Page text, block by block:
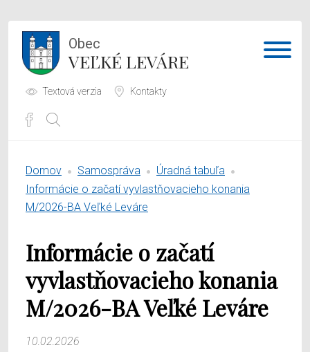
Obec
VEĽKÉ LEVÁRE
Textová verzia Kontakty
Samospráva
O obci
Domov Samospráva
Úradná tabuľa
Informácie o začatí vyvlastňovacieho konania
M/2026-BA Veľké Leváre
Informácie o začatí
vyvlastňovacieho konania
M/2026-BA Veľké Leváre
10.02.2026